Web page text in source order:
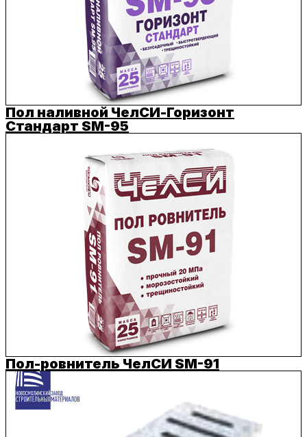
Пол наливной ЧелСИ-Горизонт
Стандарт SM-95
Пол-ровнитель ЧелСИ SM-91